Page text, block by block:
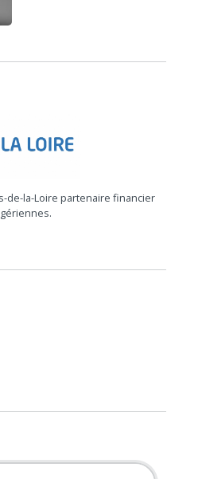
de-la-Loire partenaire financier